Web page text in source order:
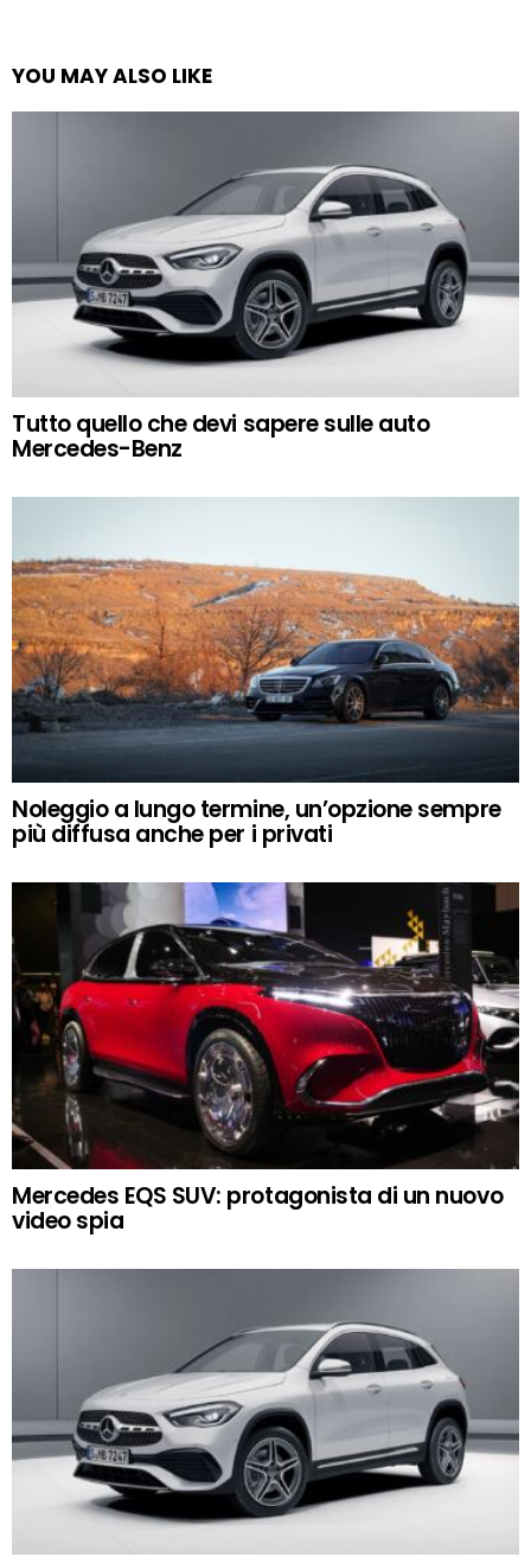
YOU MAY ALSO LIKE
Tutto quello che devi sapere sulle auto
Mercedes-Benz
Noleggio a lungo termine, un’opzione sempre
più diffusa anche per i privati
Mercedes EQS SUV: protagonista di un nuovo
video spia